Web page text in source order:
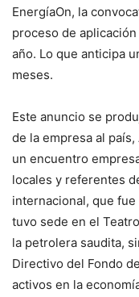
EnergíaOn, la
proceso de
año. Lo que anticipa
meses.
Este anuncio se
de la empresa al
un encuentro
locales y referentes
internacional, que
tuvo sede en el
la petrolera saudita,
Directivo del Fondo
activos en la